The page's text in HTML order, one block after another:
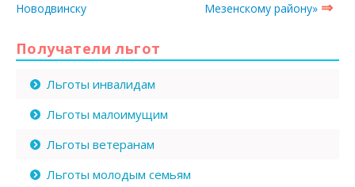
Новодвинску
Мезенскому району» ⇒
Получатели льгот
Льготы инвалидам
Льготы малоимущим
Льготы ветеранам
Льготы молодым семьям